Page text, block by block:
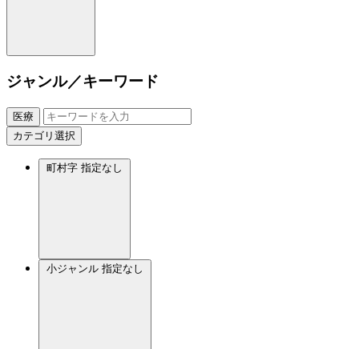
ジャンル／キーワード
医療
カテゴリ選択
町村字 指定なし
小ジャンル 指定なし